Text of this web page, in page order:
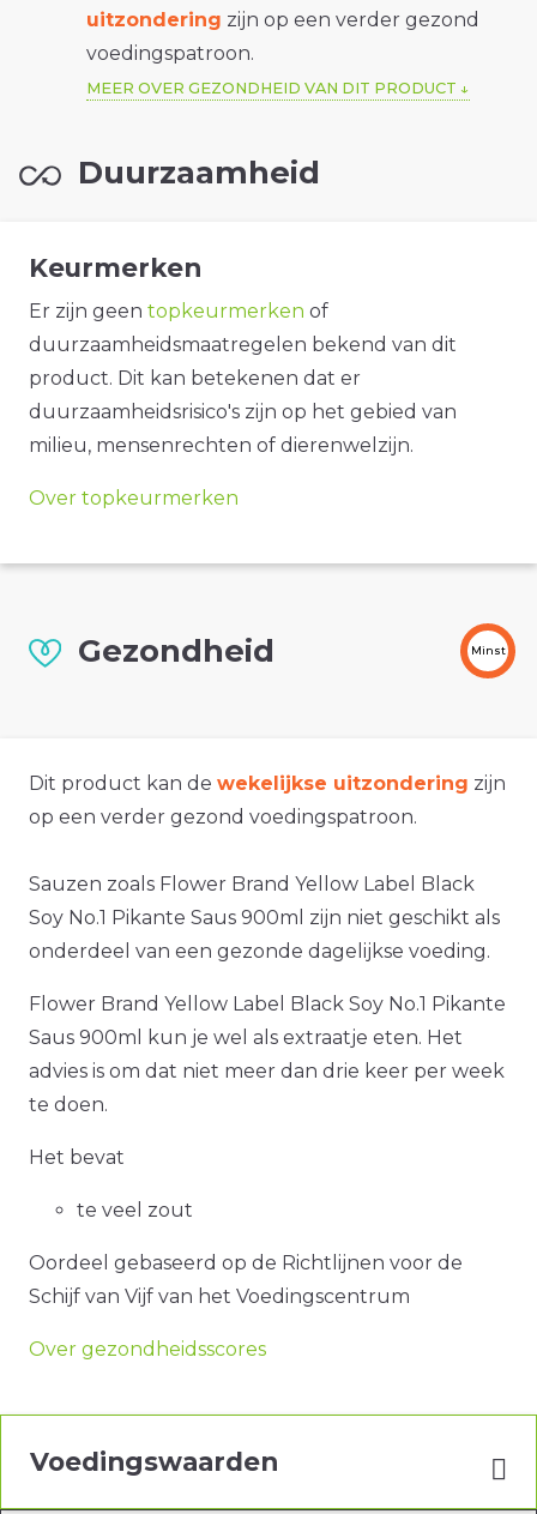
uitzondering zijn op een verder gezond
voedingspatroon.
MEER OVER GEZONDHEID VAN DIT PRODUCT
Duurzaamheid
Keurmerken
Er zijn geen topkeurmerken of
duurzaamheidsmaatregelen bekend van dit
product. Dit kan betekenen dat er
duurzaamheidsrisico's zijn op het gebied van
milieu, mensenrechten of dierenwelzijn.
Over topkeurmerken
Gezondheid Minst
Dit product kan de wekelijkse uitzondering zijn
op een verder gezond voedingspatroon.
Sauzen zoals Flower Brand Yellow Label Black
Soy No.1 Pikante Saus 900ml zijn niet geschikt als
onderdeel van een gezonde dagelijkse voeding.
Flower Brand Yellow Label Black Soy No.1 Pikante
Saus 900ml kun je wel als extraatje eten. Het
advies is om dat niet meer dan drie keer per week
te doen.
Het bevat
te veel zout
Oordeel gebaseerd op de Richtlijnen voor de
Schijf van Vijf van het Voedingscentrum
Over gezondheidsscores
Voedingswaarden